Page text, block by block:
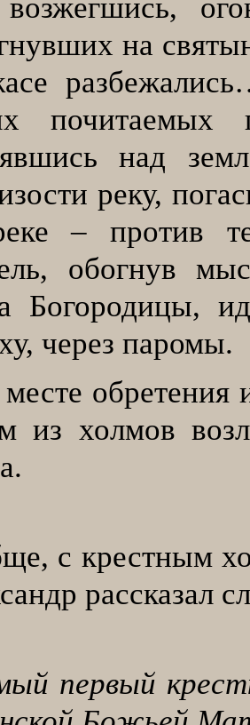
на
почитаемых
над
реку,
– против
обогнув
Богородицы,
через паромы.
обретения
из холмов
с крестным
рассказал
первый